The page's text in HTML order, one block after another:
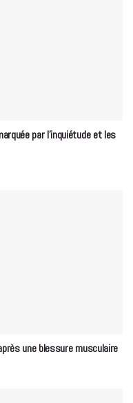
par l’inquiétude et les
une blessure musculaire